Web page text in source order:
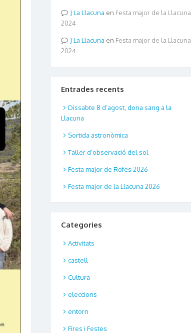
La Llacuna en Festa major de la Llacuna
2024
La Llacuna en Festa major de la Llacuna
2024
Entrades recents
Dissabte 8 d’agost, dona sang a la
Llacuna
Sortida astronòmica
Taller d’observació del sol
Festa major de Rofes 2026
Festa major de la Llacuna 2026
Categories
Activitats
castell
Cultura
eleccions
entorn
Fires i Festes